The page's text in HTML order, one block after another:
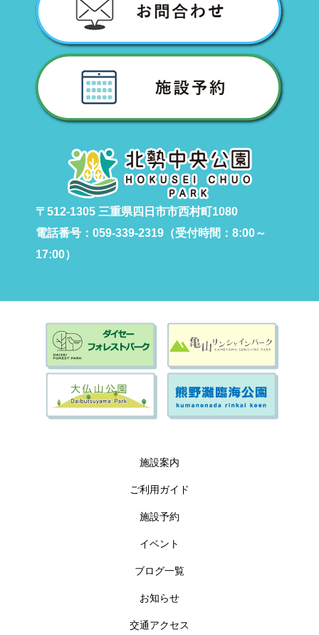
〒512-1305 三重県四日市市西村町1080
電話番号：059-339-2319（受付時間：8:00～
17:00）
施設案内
ご利用ガイド
施設予約
イベント
ブログ一覧
お知らせ
交通アクセス